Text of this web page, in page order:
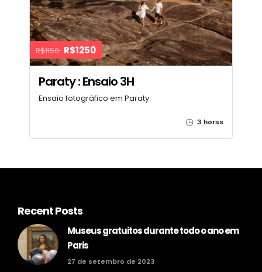
R$1150 R$1250
Paraty : Ensaio 3H
Ensaio fotográfico em Paraty
3 horas
Recent Posts
Museus gratuitos durante todo o ano em
Paris
27 de setembro de 2023